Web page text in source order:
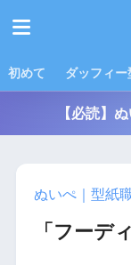
初めて ダッフィー
【必読】
ぬいぺ｜型紙
「フーデ